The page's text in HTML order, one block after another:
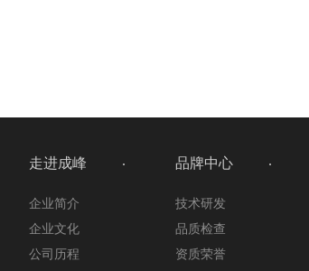
走进成峰
企业简介
企业文化
公司历程
品牌中心
技术研发
品质检查
资质荣誉